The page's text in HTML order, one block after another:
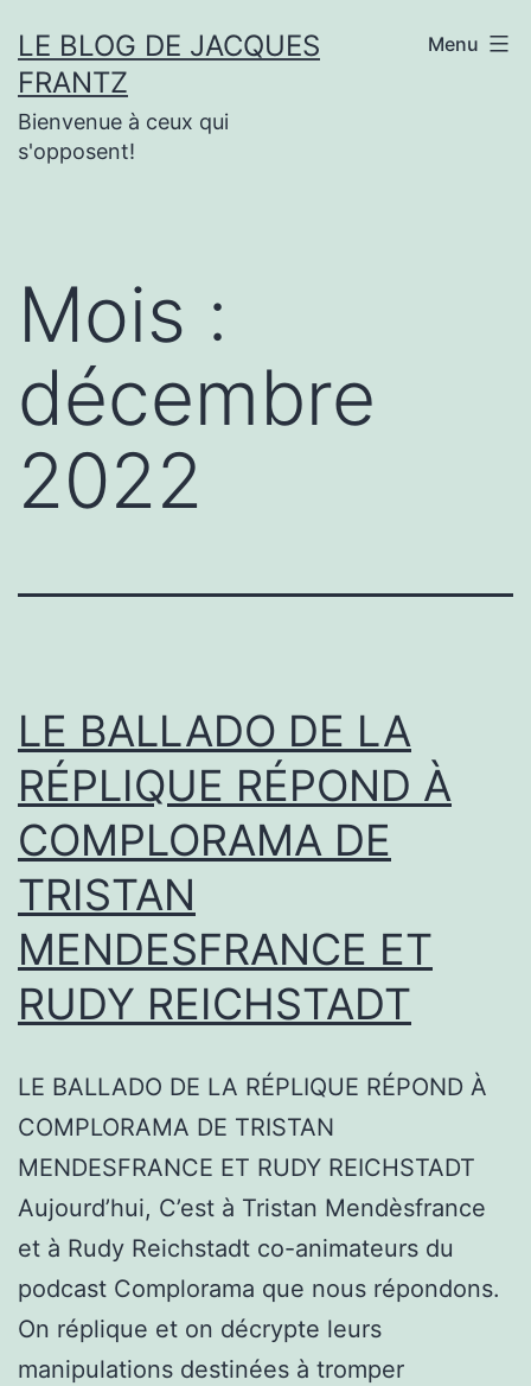
au
contenu
LE BLOG DE JACQUES
FRANTZ
Bienvenue à ceux qui
s'opposent!
Menu
Mois :
décembre
2022
LE BALLADO DE LA
RÉPLIQUE RÉPOND À
COMPLORAMA DE
TRISTAN
MENDESFRANCE ET
RUDY REICHSTADT
LE BALLADO DE LA RÉPLIQUE RÉPOND À
COMPLORAMA DE TRISTAN
MENDESFRANCE ET RUDY REICHSTADT
Aujourd’hui, C’est à Tristan Mendèsfrance
et à Rudy Reichstadt co-animateurs du
podcast Complorama que nous répondons.
On réplique et on décrypte leurs
manipulations destinées à tromper